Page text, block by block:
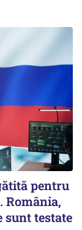
pentru
România,
sunt testate